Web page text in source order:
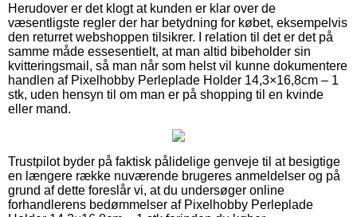
Herudover er det klogt at kunden er klar over de
væsentligste regler der har betydning for købet, eksempelvis
den returret webshoppen tilsikrer. I relation til det er det på
samme måde essesentielt, at man altid bibeholder sin
kvitteringsmail, så man når som helst vil kunne dokumentere
handlen af Pixelhobby Perleplade Holder 14,3×16,8cm – 1
stk, uden hensyn til om man er på shopping til en kvinde
eller mand.
Trustpilot byder på faktisk pålidelige genveje til at besigtige
en længere række nuværende brugeres anmeldelser og på
grund af dette foreslår vi, at du undersøger online
forhandlerens bedømmelser af Pixelhobby Perleplade